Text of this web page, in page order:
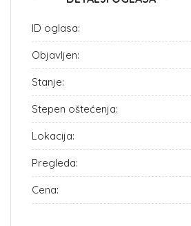
ID oglasa:
Objavljen:
Stanje:
Stepen oštećenja:
Lokacija:
Pregleda:
Cena: